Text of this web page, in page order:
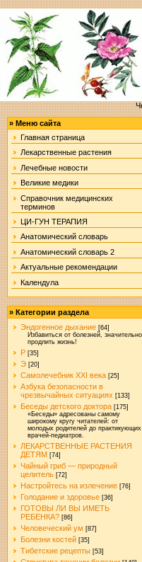
» Меню сайта
Главная страница
Лекарственные растения
Лечебные новости
Великие медики
Справочник медицинских
терминов
ЦИ-ГУН ТЕРАПИЯ
Анатомический словарь
Анатомический словарь 2
Актуальные рекомендации
Календула
» Категории раздела
Эндогенное дыхание [64]
Избавиться от болезней, значительно
продлить жизнь!
Р [35]
Э [20]
Самолечебник XXI века [25]
Азбука безопасности в
чрезвычайных ситуациях [133]
Беседы детского доктора [175]
«Беседы» адресованы самому
широкому кругу читателей: от
молодых родителей до практикующих
врачей-педиатров.
ЛЕКАРСТВЕННЫЕ РАСТЕНИЯ
ДЕТЯМ [74]
Чайный гриб — природный
целитель [72]
Настройтесь на излечение [76]
Голодание и здоровье [36]
ГОТОВЫ ЛИ ВЫ ИМЕТЬ
РЕБЕНКА? [86]
Человеческий ум [87]
Болезни костей [35]
Тибетские рецепты [53]